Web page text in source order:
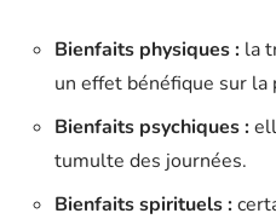
Bienfaits physiques : la
un effet bénéfique sur la
Bienfaits psychiques :
tumulte des journées.
Bienfaits spirituels :